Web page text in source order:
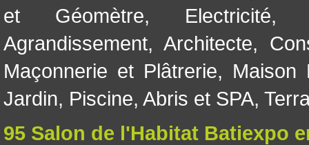
et Géomètre, Electricité
Agrandissement, Architecte,
Maçonnerie et Plâtrerie, Maison
Jardin, Piscine, Abris et SPA,
95 Salon de l'Habitat Batiexpo